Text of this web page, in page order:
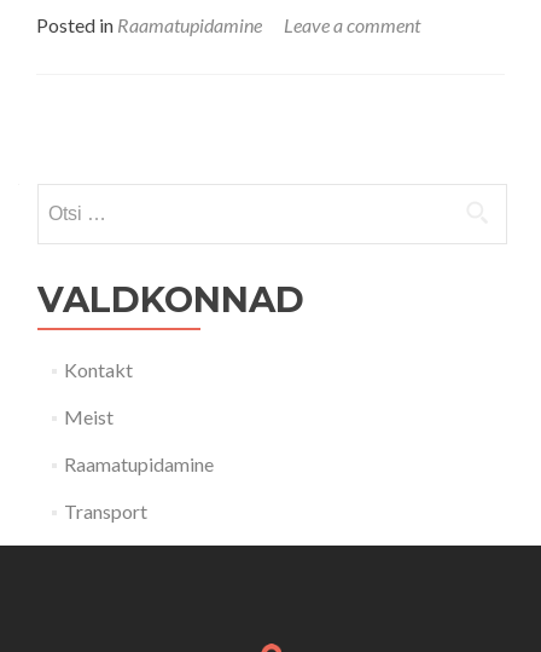
Posted in Raamatupidamine Leave a comment
VALDKONNAD
Kontakt
Meist
Raamatupidamine
Transport